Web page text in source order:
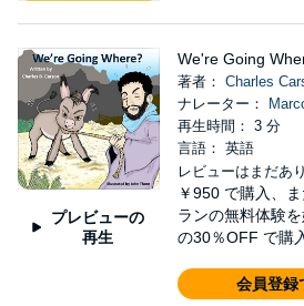
プレビューの
再生
We're Going
著者： Charles
ナレーター：
再生時間： 3 分
言語： 英語
レビューはまだあ
￥950 で購入、
ランの無料体験
の30％OFF で購
会員登録